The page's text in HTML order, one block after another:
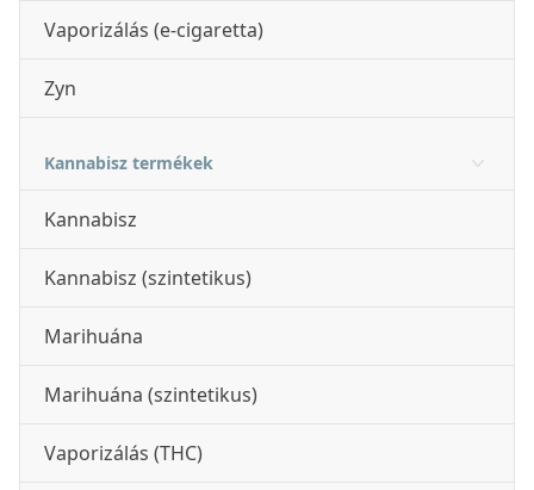
Vaporizálás (e-cigaretta)
Zyn
Kannabisz termékek
Kannabisz
Kannabisz (szintetikus)
Marihuána
Marihuána (szintetikus)
Vaporizálás (THC)